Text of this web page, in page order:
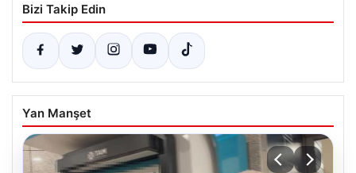
Bizi Takip Edin
Yan Manşet